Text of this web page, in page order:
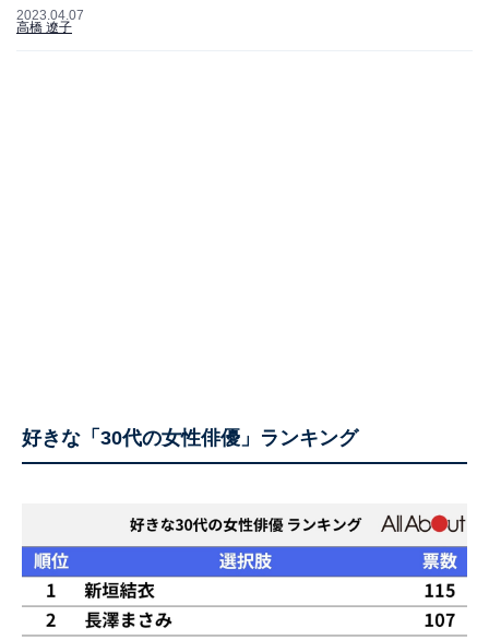
2023.04.07
高橋 遼子
好きな「30代の女性俳優」ランキング